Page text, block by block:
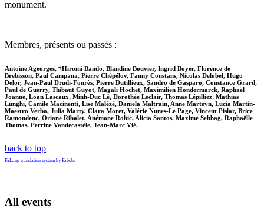
monument.
Membres, présents ou passés :
Antoine Ageorges, †Hiromi Bando, Blandine Bouvier, Ingrid Boyer, Florence de
Brebisson, Paul Campana, Pierre Chépélov, Fanny Constans, Nicolas Delobel, Hugo
Delor, Jean-Paul Drudi-Fourès, Pierre Dutillieux, Sandro de Gasparo, Constance Grard,
Paul de Guerry, Thibaut Guyot, Magali Hochet, Maximilien Hondermarck, Raphaël
Joanne, Loan Lascaux, Minh-Duc Lê, Dorothée Leclair, Thomas Lépilliez, Mathias
Lunghi, Camile Macinenti, Lise Malézé, Daniela Maltrain, Anne Marteyn, Lucia Martin-
Maestro Verbo, Julia Marty, Clara Moret, Valérie Nunes-Le Page, Vincent Pislar, Brice
Ramondenc, Oriane Ribalet, Anémone Robic, Alicia Santos, Maxime Sebbag, Raphaëlle
Thomas, Perrine Vandecastèle, Jean-Marc Vié.
back to top
FaLang translation system by Faboba
All events